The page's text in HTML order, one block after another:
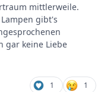
mittlerweile.
gibt's
gar keine Liebe
1 1